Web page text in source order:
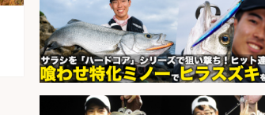
魚と肴 いとおかし 魚と肴 いとお
かし
sponsored by 求人ボックス
さらに求人情報を見る